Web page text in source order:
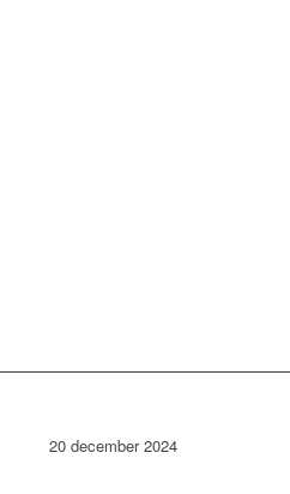
20 december 2024